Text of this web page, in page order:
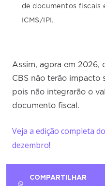
de documentos fiscais
ICMS/IPI.
Assim, agora em 2026,
CBS não terão impacto
pois não integrarão o
documento fiscal.
Veja a edição completa
dezembro!
COMPARTILHAR